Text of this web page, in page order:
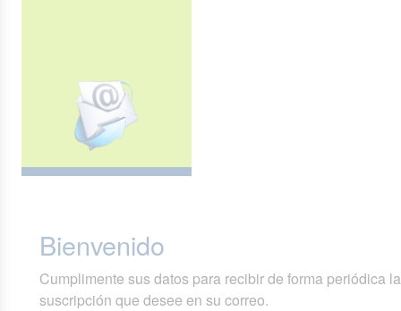
Bienvenido
Cumplimente sus datos para recibir de forma periódica
suscripción que desee en su correo.